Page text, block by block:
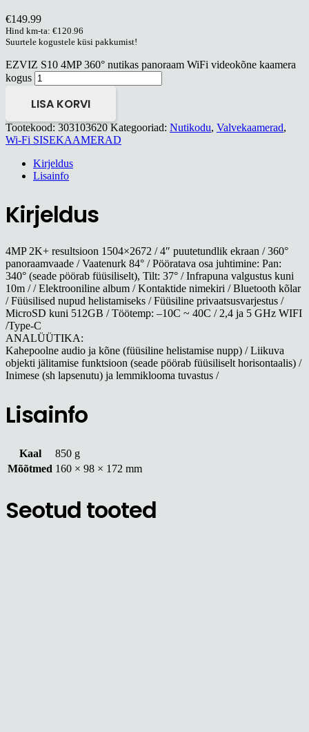
€149.99
Hind km-ta: €120.96
Suurtele kogustele küsi pakkumist!
EZVIZ S10 4MP 360° nutikas panoraam WiFi videokõne kaamera
kogus
LISA KORVI
Tootekood: 303103620 Kategooriad: Nutikodu, Valvekaamerad,
Wi-Fi SISEKAAMERAD
Kirjeldus
Lisainfo
Kirjeldus
4MP 2K+ resultsioon 1504×2672 / 4″ puutetundlik ekraan / 360°
panoraamvaade / Vaatenurk 84° / Pööratava osa juhtimine: Pan:
340° (seade pöörab füüsiliselt), Tilt: 37° / Infrapuna valgustus kuni
10m / / Elektrooniline album / Kontaktide nimekiri / Bluetooth kõlar
/ Füüsilised nupud helistamiseks / Füüsiline privaatsusvarjestus /
MicroSD kuni 512GB / Töötemp: –10C ~ 40C / 2,4 ja 5 GHz WIFI
/Type-C
ANALÜÜTIKA:
Kahepoolne audio ja kõne (füüsiline helistamise nupp) / Liikuva
objekti jälitamise funktsioon (seade pöörab füüsiliselt horisontaalis) /
Inimese (sh lapsenutu) ja lemmiklooma tuvastus /
Lisainfo
Kaal
850 g
Mõõtmed 160 × 98 × 172 mm
Seotud tooted